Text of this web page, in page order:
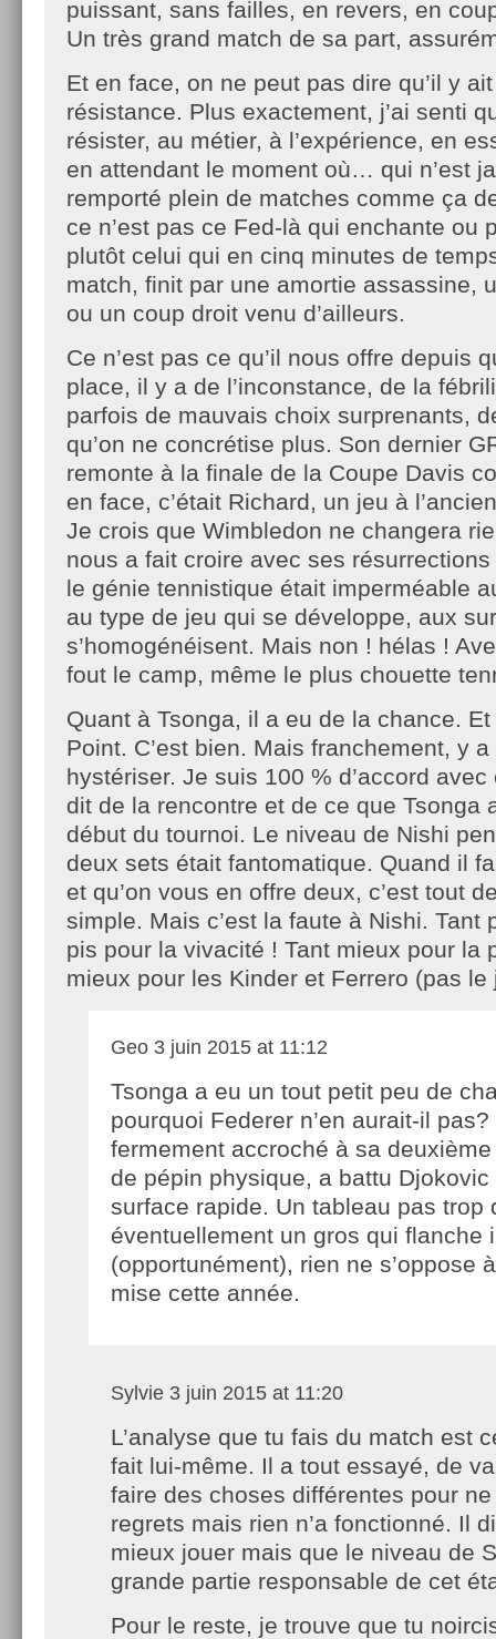
puissant, sans failles, en revers, en
Un très grand match de sa part,
Et en face, on ne peut pas dire qu’il y
résistance. Plus exactement, j’ai senti
résister, au métier, à l’expérience, en
en attendant le moment où… qui n’est
remporté plein de matches comme ça
ce n’est pas ce Fed-là qui enchante ou
plutôt celui qui en cinq minutes de
match, finit par une amortie assassine,
ou un coup droit venu d’ailleurs.
Ce n’est pas ce qu’il nous offre depuis
place, il y a de l’inconstance, de la
parfois de mauvais choix surprenants,
qu’on ne concrétise plus. Son dernier
remonte à la finale de la Coupe Davis
en face, c’était Richard, un jeu à
Je crois que Wimbledon ne changera
nous a fait croire avec ses
le génie tennistique était imperméable
au type de jeu qui se développe, aux
s’homogénéisent. Mais non ! hélas !
fout le camp, même le plus chouette
Quant à Tsonga, il a eu de la chance.
Point. C’est bien. Mais franchement, y
hystériser. Je suis 100 % d’accord
dit de la rencontre et de ce que Tsonga
début du tournoi. Le niveau de Nishi
deux sets était fantomatique. Quand il
et qu’on vous en offre deux, c’est tout
simple. Mais c’est la faute à Nishi. Tant
pis pour la vivacité ! Tant mieux pour la
mieux pour les Kinder et Ferrero (pas le
Geo 3 juin 2015 at 11:12
Tsonga a eu un tout petit peu de
pourquoi Federer n’en aurait-il
fermement accroché à sa deuxième
de pépin physique, a battu
surface rapide. Un tableau pas trop
éventuellement un gros qui flanche
(opportunément), rien ne s’oppose
mise cette année.
Sylvie 3 juin 2015 at 11:20
L’analyse que tu fais du match est
fait lui-même. Il a tout essayé, de
faire des choses différentes pour
regrets mais rien n’a fonctionné. Il
mieux jouer mais que le niveau de
grande partie responsable de cet
Pour le reste, je trouve que tu